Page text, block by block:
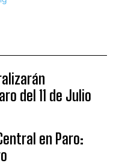
del 11 de Julio
en Paro: